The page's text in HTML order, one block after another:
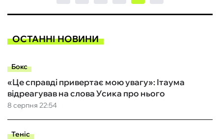
ОСТАННІ НОВИНИ
Бокс
8 серпня 22:54
«Це справді привертає мою увагу»: Ітаума
відреагував на слова Усика про нього
Теніс